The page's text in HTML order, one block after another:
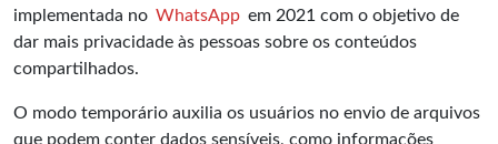
implementada no WhatsApp em 2021 com o objetivo de
dar mais privacidade às pessoas sobre os conteúdos
compartilhados.
O modo temporário auxilia os usuários no envio de arquivos
que podem conter dados sensíveis, como informações